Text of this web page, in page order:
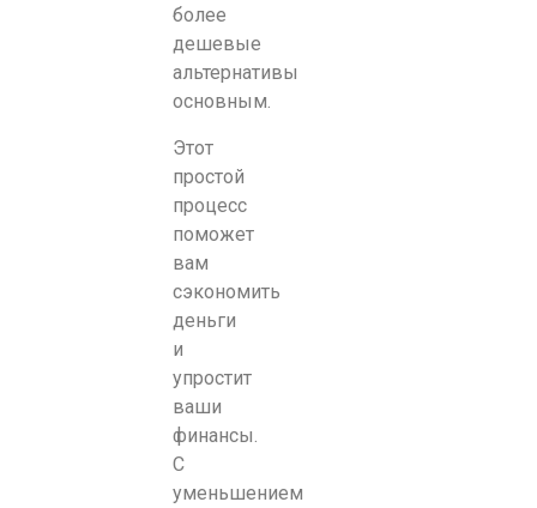
более
дешевые
альтернативы
основным.
Этот
простой
процесс
поможет
вам
сэкономить
деньги
и
упростит
ваши
финансы.
С
уменьшением